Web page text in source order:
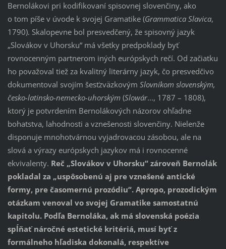
Bernolákovi pri kodifikovaní spisovnej slovenčiny, ako
o tom píše v úvode k svojej Gramatike (Grammatica Slavica,
1790). Skalopevne bol presvedčený, že spisovný jazyk
„Slovákov v Uhorsku“ má všetky predpoklady byť
rovnocenným partnerom iných európskych rečí. Od začiatku
ho považoval tiež za kvalitný literárny jazyk, čo presvedčivo
dokumentoval svojím šesťzväzkovým Slovníkom slovenským,
česko-latinsko-nemecko-uhorským (Slowár..., 1787 – 1808),
ktorý je potvrdením Bernolákových názorov ohľadne
bohatstva, lahodnosti a vznešenosti slovenčiny. Nielenže
disponuje mnohotvárnou vyjadrovacou zásobou, ale na
slová a výrazy európskych jazykov má i rovnocenné
ekvivalenty. Reč „Slovákov v Uhorsku“ zároveň Bernolák
pokladal za „uspôsobenú aj pre vznešené antické
formy, pre časomernú prozódiu“. Apropo, prozodickým
otázkam venoval vo svojej Gramatike samostatnú
kapitolu. Podľa Bernoláka, ak má slovenská poézia
spĺňať náročné estetické kritériá, musí byť z
formálneho hľadiska dokonalá, respektíve